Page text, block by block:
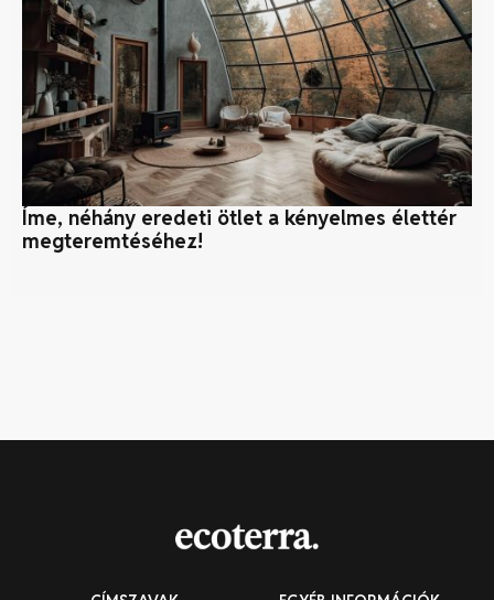
Íme, néhány eredeti ötlet a kényelmes élettér
megteremtéséhez!